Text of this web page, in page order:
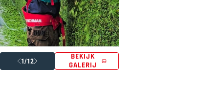
1/12
BEKIJK
GALERIJ